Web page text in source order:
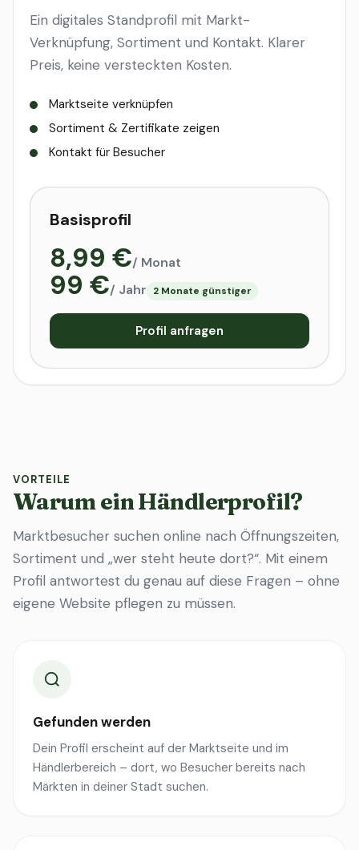
Ein digitales Standprofil mit Markt-
Verknüpfung, Sortiment und Kontakt. Klarer
Preis, keine versteckten Kosten.
Marktseite verknüpfen
Sortiment & Zertifikate zeigen
Kontakt für Besucher
Basisprofil
8,99 €/ Monat
99 €/ Jahr 2 Monate günstiger
Profil anfragen
VORTEILE
Warum ein Händlerprofil?
Marktbesucher suchen online nach Öffnungszeiten,
Sortiment und „wer steht heute dort?“. Mit einem
Profil antwortest du genau auf diese Fragen – ohne
eigene Website pflegen zu müssen.
Gefunden werden
Dein Profil erscheint auf der Marktseite und im
Händlerbereich – dort, wo Besucher bereits nach
Märkten in deiner Stadt suchen.